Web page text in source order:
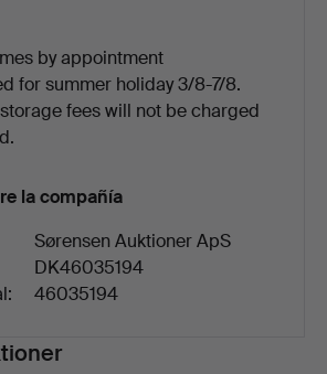
by appointment
for summer holiday 3/8-7/8.
fees will not be charged
la compañía
Sørensen Auktioner ApS
DK46035194
46035194